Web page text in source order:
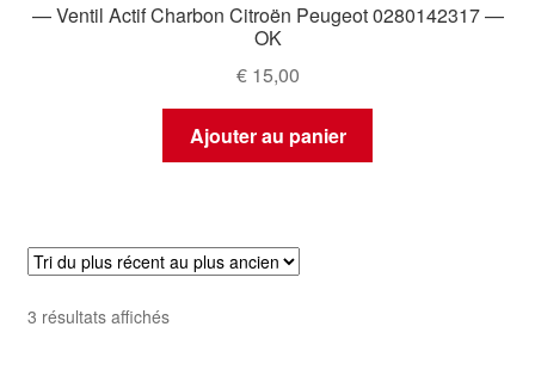
— Ventil Actif Charbon Citroën Peugeot 0280142317 —
OK
€15,00
Ajouter au panier
3 résultats affichésTrié